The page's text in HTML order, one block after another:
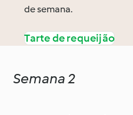
de semana.
Tarte de requeijão
Semana 2